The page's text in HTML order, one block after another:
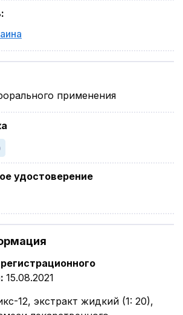
:
применения
удостоверение
: 15.08.2021
12, экстракт жидкий (1: 20),